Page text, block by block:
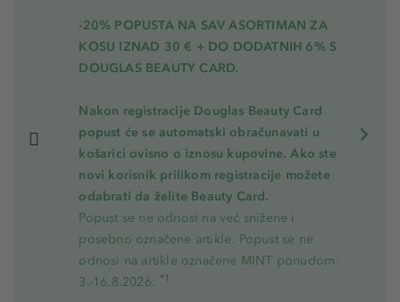
-20% POPUSTA NA SAV ASORTIMAN ZA
KOSU IZNAD 30 € + DO DODATNIH 6% S
DOUGLAS BEAUTY CARD.
Nakon registracije Douglas Beauty Card
popust će se automatski obračunavati u
košarici ovisno o iznosu kupovine. Ako ste
novi korisnik prilikom registracije možete
odabrati da želite Beauty Card.
Popust se ne odnosi na već snižene i
posebno označene artikle. Popust se ne
odnosi na artikle označene MINT ponudom.
3.-16.8.2026. *1